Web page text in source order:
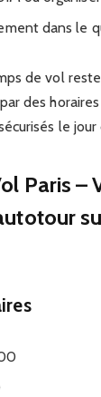
dans le
de vol
des
le jour
Paris –